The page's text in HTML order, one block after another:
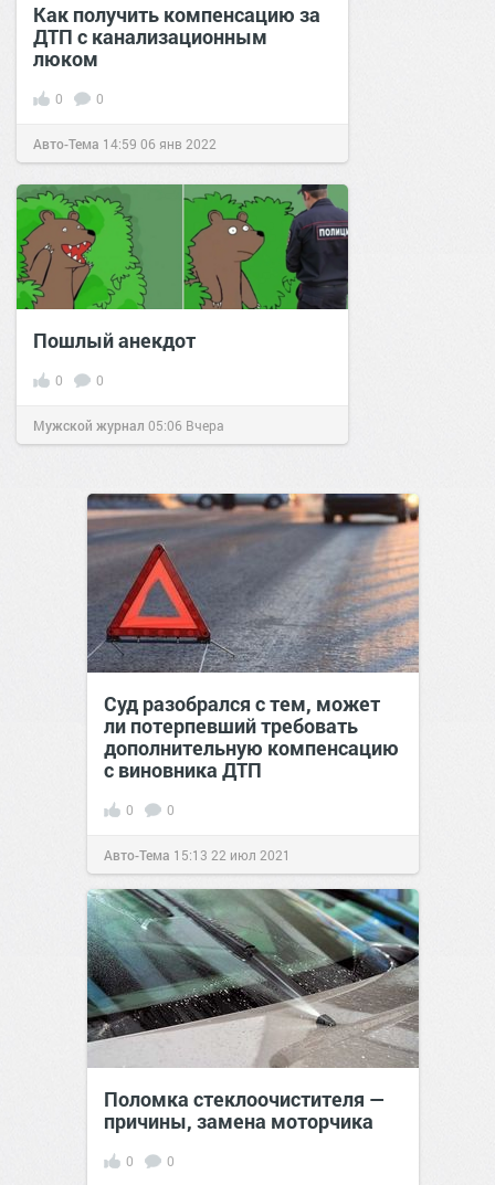
Как получить компенсацию за
ДТП с канализационным
люком
0 0
Авто-Тема 14:59 06 янв 2022
Пошлый анекдот
0 0
Мужской журнал 05:06 Вчера
Суд разобрался с тем, может
ли потерпевший требовать
дополнительную компенсацию
с виновника ДТП
0 0
Авто-Тема 15:13 22 июл 2021
Поломка стеклоочистителя —
причины, замена моторчика
0 0